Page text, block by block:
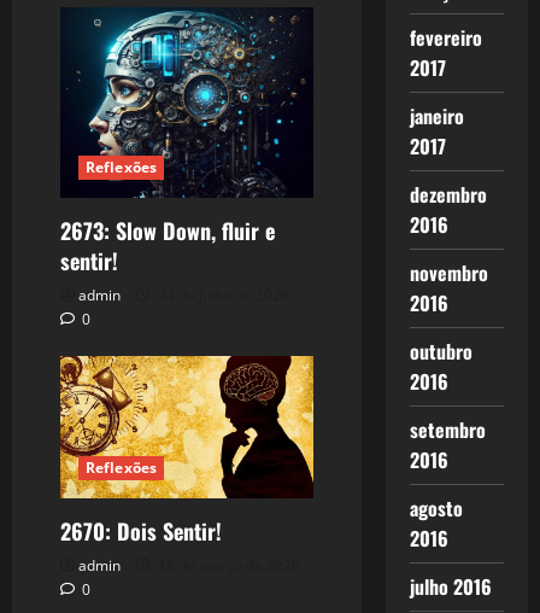
Reflexões
2673: Slow Down, fluir e
sentir!
admin
0
Reflexões
2670: Dois Sentir!
admin
0
fevereiro
2017
janeiro
2017
dezembro
2016
novembro
2016
outubro
2016
setembro
2016
agosto
2016
julho 2016